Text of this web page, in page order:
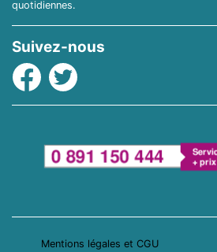
quotidiennes.
Suivez-nous
Facebook
Twitter
Mentions légales et CGU